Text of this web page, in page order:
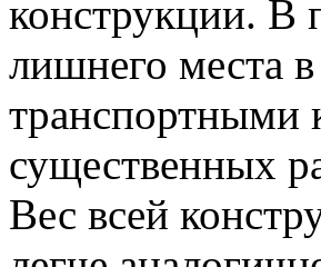
конструкции. В
лишнего места
транспортными
существенных
Вес всей